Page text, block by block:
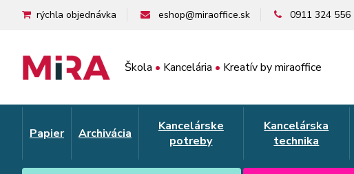
Škola • Kancelária • Kreatív by miraoffice
rýchla objednávka eshop@miraoffice.sk 0911 324 556
Papier Archivácia
Kancelárske
potreby
Kancelárska
technika